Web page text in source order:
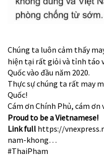
Chúng ta luôn cảm thấy
hiện tại rất giỏi và tỉnh táo
Quốc vào đầu năm 2020.
Thực sự chúng ta rất may
Quốc!
Cám ơn Chính Phủ, cám
Proud to be a Vietnamese!
Link full https://
nam-khong…
#ThaiPham